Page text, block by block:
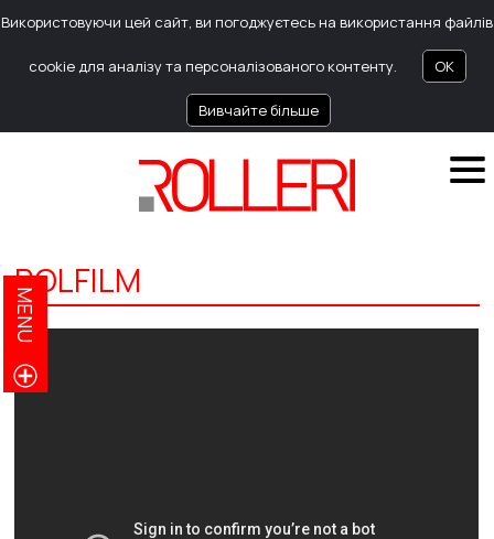
Використовуючи цей сайт, ви погоджуєтесь на використання файлів
cookie для аналізу та персоналізованого контенту. OK
Вивчайте більше
ROLFILM
MENU